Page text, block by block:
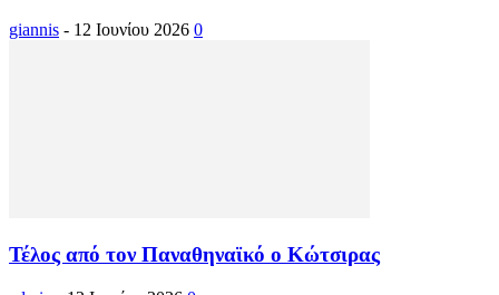
giannis - 12 Ιουνίου 2026 0
Τέλος από τον Παναθηναϊκό ο Κώτσιρας